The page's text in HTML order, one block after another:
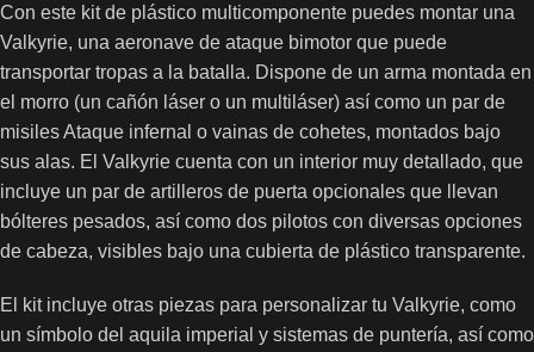
Con este kit de plástico multicomponente puedes montar una
Valkyrie, una aeronave de ataque bimotor que puede
transportar tropas a la batalla. Dispone de un arma montada en
el morro (un cañón láser o un multiláser) así como un par de
misiles Ataque infernal o vainas de cohetes, montados bajo
sus alas. El Valkyrie cuenta con un interior muy detallado, que
incluye un par de artilleros de puerta opcionales que llevan
bólteres pesados, así como dos pilotos con diversas opciones
de cabeza, visibles bajo una cubierta de plástico transparente.
El kit incluye otras piezas para personalizar tu Valkyrie, como
un símbolo del aquila imperial y sistemas de puntería, así como